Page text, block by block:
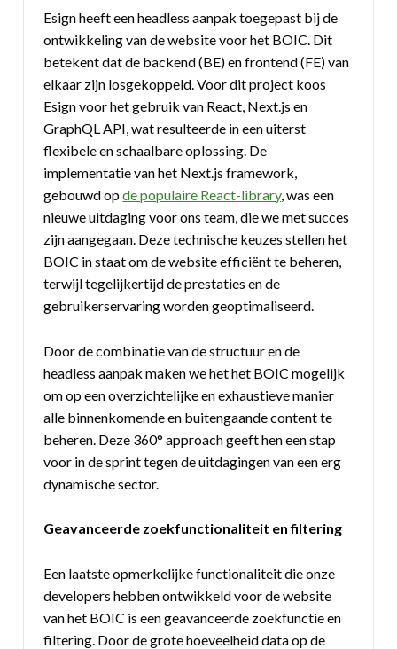
Esign heeft een headless aanpak toegepast bij de
ontwikkeling van de website voor het BOIC. Dit
betekent dat de backend (BE) en frontend (FE) van
elkaar zijn losgekoppeld. Voor dit project koos
Esign voor het gebruik van React, Next.js en
GraphQL API, wat resulteerde in een uiterst
flexibele en schaalbare oplossing. De
implementatie van het Next.js framework,
gebouwd opde populaire React-library, was een
nieuwe uitdaging voor ons team, die we met succes
zijn aangegaan. Deze technische keuzes stellen het
BOIC in staat om de website efficiënt te beheren,
terwijl tegelijkertijd de prestaties en de
gebruikerservaring worden geoptimaliseerd.
Door de combinatie van de structuur en de
headless aanpak maken we het het BOIC mogelijk
om op een overzichtelijke en exhaustieve manier
alle binnenkomende en buitengaande content te
beheren. Deze 360° approach geeft hen een stap
voor in de sprint tegen de uitdagingen van een erg
dynamische sector.
Geavanceerde zoekfunctionaliteit en filtering
Een laatste opmerkelijke functionaliteit die onze
developers hebben ontwikkeld voor de website
van het BOIC is een geavanceerde zoekfunctie en
filtering. Door de grote hoeveelheid data op de